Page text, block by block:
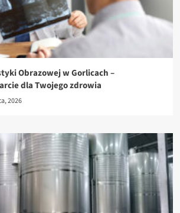
Obrazowej w Gorlicach –
dla Twojego zdrowia
2026